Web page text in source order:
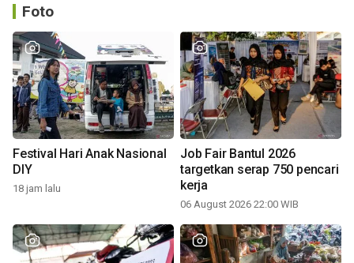
Foto
Festival Hari Anak Nasional
DIY
18 jam lalu
Job Fair Bantul 2026
targetkan serap 750 pencari
kerja
06 August 2026 22:00 WIB